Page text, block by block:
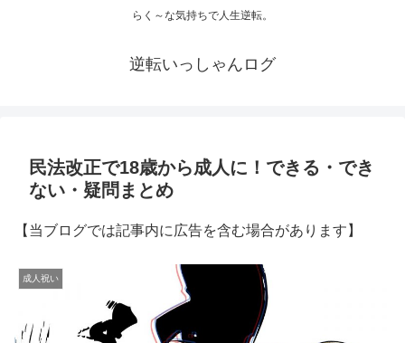
らく～な気持ちで人生逆転。
逆転いっしゃんログ
民法改正で18歳から成人に！できる・でき
ない・疑問まとめ
【当ブログでは記事内に広告を含む場合があります】
成人祝い